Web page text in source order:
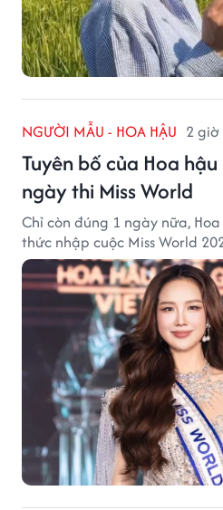
NGƯỜI MẪU - HOA HẬU 2
Tuyên bố của Hoa
ngày thi Miss World
Chỉ còn đúng 1 ngày nữa,
thức nhập cuộc Miss World